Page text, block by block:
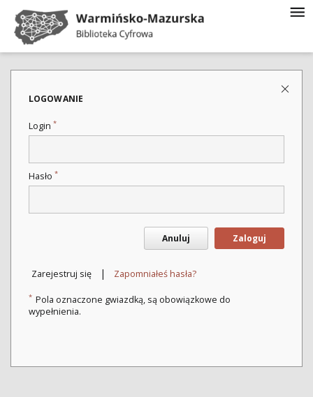
LOGOWANIE
Login *
Hasło *
Anuluj Zaloguj
Zarejestruj się | Zapomniałeś hasła?
* Pola oznaczone gwiazdką, są obowiązkowe do
wypełnienia.